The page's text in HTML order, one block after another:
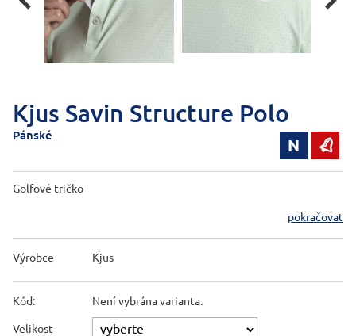
Kjus Savin Structure Polo
N 
Pánské
Golfové tričko
pokračovat
Výrobce Kjus
Kód: Není vybrána varianta.
Velikost